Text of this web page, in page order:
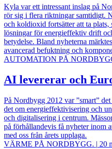
Kyla var ett intressant inslag på
rör sig i flera riktningar samtidigt.
och koldioxid fortsätter att ta
lösningar för energieffektiv drift
betydelse. Bland nyheterna
avancerad befuktning och
AUTOMATION PÅ
AI levererar och
På Nordbygg 2012 var ”smart”
det om energieffektivisering och
och digitalisering i centrum.
på förhållandevis få nyheter inom
med oss från årets upplaga.
VÄRME PÅ NORDBYGG. | 20